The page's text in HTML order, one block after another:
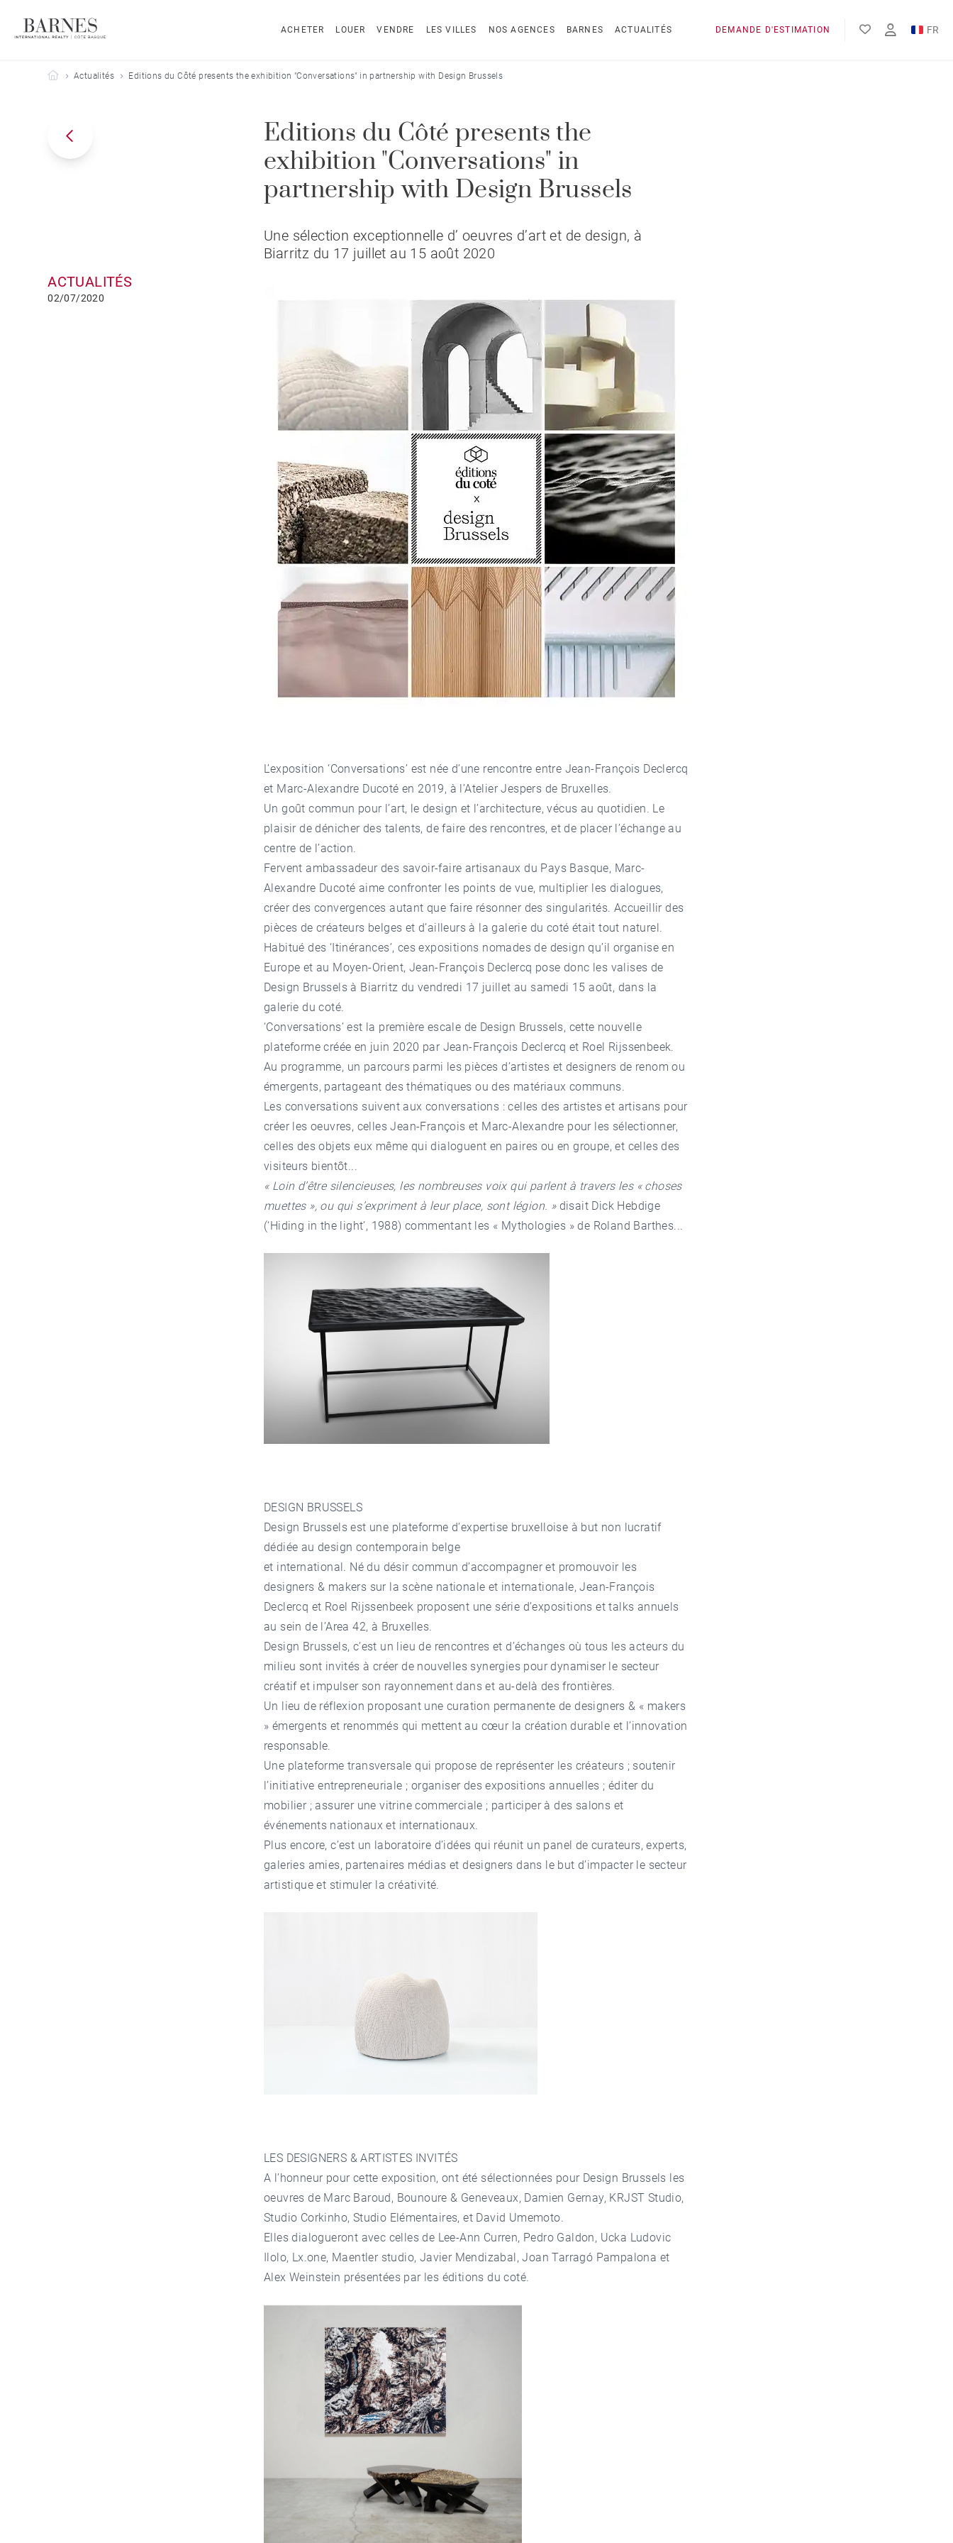
ACHETER LOUER VENDRE LES VILLES NOS AGENCES BARNES ACTUALITÉS DEMANDE D'ESTIMATION FR
EN
Barnes Côte Basque
Actualités Editions du Côté presents the exhibition "Conversations" in partnership with Design Brussels
ACTUALITÉS
02/07/2020
Editions du Côté presents the
exhibition "Conversations" in
partnership with Design Brussels
Une sélection exceptionnelle d’ oeuvres d’art et de design, à
Biarritz du 17 juillet au 15 août 2020
L’exposition ‘Conversations’ est née d’une rencontre entre Jean-François Declercq
et Marc-Alexandre Ducoté en 2019, à l’Atelier Jespers de Bruxelles.
Un goût commun pour l’art, le design et l’architecture, vécus au quotidien. Le
plaisir de dénicher des talents, de faire des rencontres, et de placer l’échange au
centre de l’action.
Fervent ambassadeur des savoir-faire artisanaux du Pays Basque, Marc-
Alexandre Ducoté aime confronter les points de vue, multiplier les dialogues,
créer des convergences autant que faire résonner des singularités. Accueillir des
pièces de créateurs belges et d’ailleurs à la galerie du coté était tout naturel.
Habitué des ‘Itinérances’, ces expositions nomades de design qu’il organise en
Europe et au Moyen-Orient, Jean-François Declercq pose donc les valises de
Design Brussels à Biarritz du vendredi 17 juillet au samedi 15 août, dans la
galerie du coté.
‘Conversations’ est la première escale de Design Brussels, cette nouvelle
plateforme créée en juin 2020 par Jean-François Declercq et Roel Rijssenbeek.
Au programme, un parcours parmi les pièces d’artistes et designers de renom ou
émergents, partageant des thématiques ou des matériaux communs.
Les conversations suivent aux conversations : celles des artistes et artisans pour
créer les oeuvres, celles Jean-François et Marc-Alexandre pour les sélectionner,
celles des objets eux même qui dialoguent en paires ou en groupe, et celles des
visiteurs bientôt...
« Loin d’être silencieuses, les nombreuses voix qui parlent à travers les « choses
muettes », ou qui s’expriment à leur place, sont légion. » disait Dick Hebdige
(‘Hiding in the light’, 1988) commentant les « Mythologies » de Roland Barthes...
DESIGN BRUSSELS
Design Brussels est une plateforme d’expertise bruxelloise à but non lucratif
dédiée au design contemporain belge
et international. Né du désir commun d’accompagner et promouvoir les
designers & makers sur la scène nationale et internationale, Jean-François
Declercq et Roel Rijssenbeek proposent une série d’expositions et talks annuels
au sein de l’Area 42, à Bruxelles.
Design Brussels, c’est un lieu de rencontres et d’échanges où tous les acteurs du
milieu sont invités à créer de nouvelles synergies pour dynamiser le secteur
créatif et impulser son rayonnement dans et au-delà des frontières.
Un lieu de réflexion proposant une curation permanente de designers & « makers
» émergents et renommés qui mettent au cœur la création durable et l’innovation
responsable.
Une plateforme transversale qui propose de représenter les créateurs ; soutenir
l’initiative entrepreneuriale ; organiser des expositions annuelles ; éditer du
mobilier ; assurer une vitrine commerciale ; participer à des salons et
événements nationaux et internationaux.
Plus encore, c’est un laboratoire d’idées qui réunit un panel de curateurs, experts,
galeries amies, partenaires médias et designers dans le but d’impacter le secteur
artistique et stimuler la créativité.
LES DESIGNERS & ARTISTES INVITÉS
A l’honneur pour cette exposition, ont été sélectionnées pour Design Brussels les
oeuvres de Marc Baroud, Bounoure & Geneveaux, Damien Gernay, KRJST Studio,
Studio Corkinho, Studio Elémentaires, et David Umemoto.
Elles dialogueront avec celles de Lee-Ann Curren, Pedro Galdon, Ucka Ludovic
Ilolo, Lx.one, Maentler studio, Javier Mendizabal, Joan Tarragó Pampalona et
Alex Weinstein présentées par les éditions du coté.